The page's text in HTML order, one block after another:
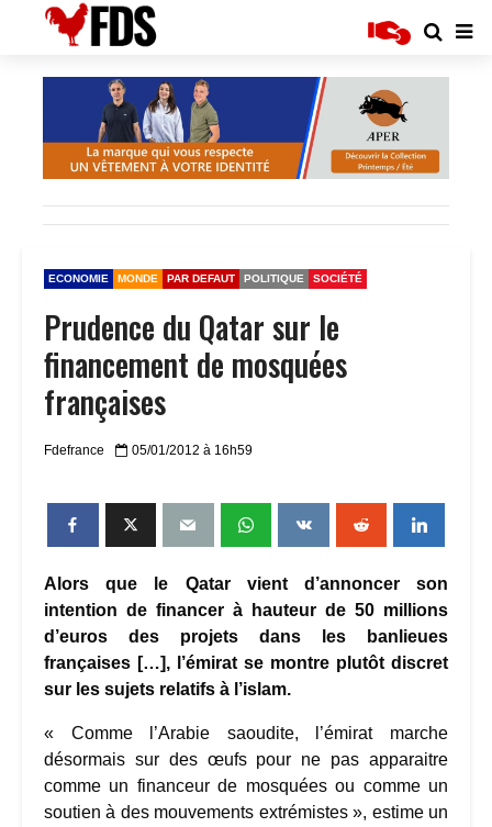
ECONOMIE MONDE PAR DEFAUT POLITIQUE SOCIÉTÉ
Prudence du Qatar sur le
financement de mosquées
françaises
Fdefrance 05/01/2012 à 16h59
Alors que le Qatar vient d’annoncer son
intention de financer à hauteur de 50 millions
d’euros des projets dans les banlieues
françaises […], l’émirat se montre plutôt discret
sur les sujets relatifs à l’islam.
« Comme l’Arabie saoudite, l’émirat marche
désormais sur des œufs pour ne pas apparaitre
comme un financeur de mosquées ou comme un
soutien à des mouvements extrémistes », estime un